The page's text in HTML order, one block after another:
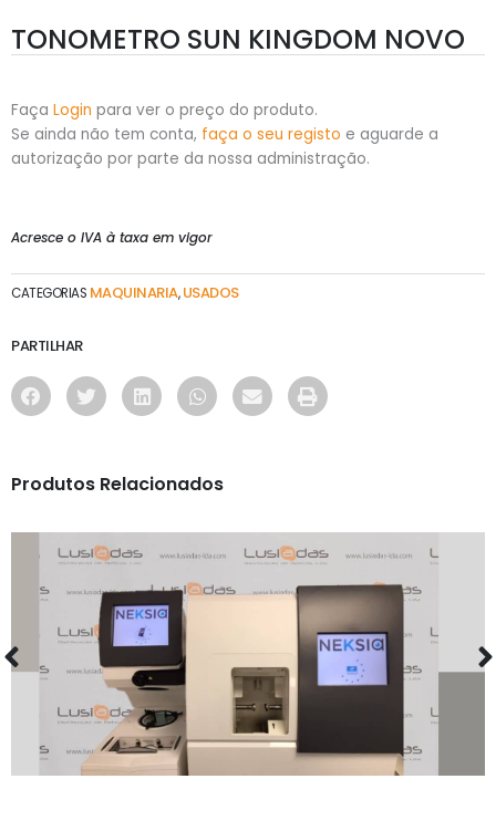
TONOMETRO SUN KINGDOM NOVO
Faça Login para ver o preço do produto.
Se ainda não tem conta, faça o seu registo e aguarde a
autorização por parte da nossa administração.
Acresce o IVA à taxa em vigor
CATEGORIAS MAQUINARIA,USADOS
PARTILHAR
Produtos Relacionados
MAQUINA DE CORTE NEKSIA 2018 C/
CENTRALIZADOR